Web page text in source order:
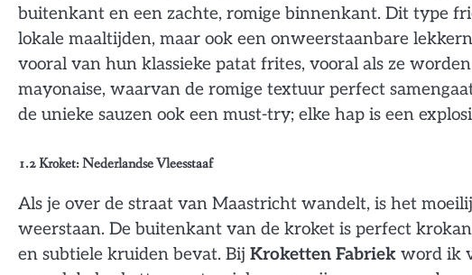
buitenkant en een zachte, romige binnenkant. Dit type
lokale maaltijden, maar ook een onweerstaanbare
vooral van hun klassieke patat frites, vooral als ze
mayonaise, waarvan de romige textuur perfect
de unieke sauzen ook een must-try; elke hap is een
1.2Kroket: Nederlandse Vleesstaaf
Als je over de straat van Maastricht wandelt, is het
weerstaan. De buitenkant van de kroket is perfect
en subtiele kruiden bevat. Bij Kroketten Fabriek word ik